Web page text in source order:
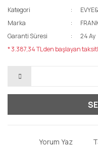
Kategori
Marka
Garanti Süresi
24 Ay
* 3.387,34 TL den başlayan
Yorum Yaz